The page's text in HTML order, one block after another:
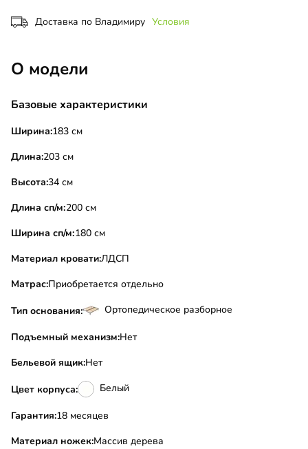
Доставка по Владимиру Условия
О модели
Базовые характеристики
Ширина:183 см
Длина:203 см
Высота:34 см
Длина сп/м:200 см
Ширина сп/м:180 см
Материал кровати:ЛДСП
Матрас:Приобретается отдельно
Тип основания: Ортопедическое разборное
Подъемный механизм:Нет
Бельевой ящик:Нет
Цвет корпуса: Белый
Гарантия:18 месяцев
Материал ножек:Массив дерева